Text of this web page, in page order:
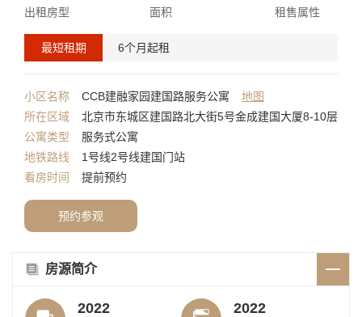
出租房型 面积 租售属性
最短租期 6个月起租
小区名称 CCB建融家园建国路服务公寓
地图
所在区域
北京市东城区建国路北大街5号金成建国大厦8-10层
公寓类型
服务式公寓
地铁路线
1号线2号线建国门站
看房时间
提前预约
预约参观
房源简介
2022 2022